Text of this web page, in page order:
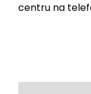
centru na